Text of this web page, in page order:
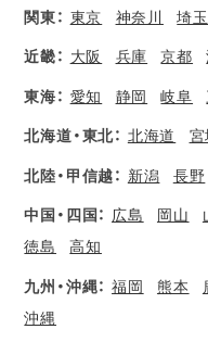
関東： 東京 神奈川 埼玉
近畿： 大阪 兵庫 京都
東海： 愛知 静岡 岐阜
北海道・東北： 北海道 宮
北陸・甲信越： 新潟 長野
中国・四国： 広島 岡山
徳島
高知
九州・沖縄： 福岡 熊本
沖縄